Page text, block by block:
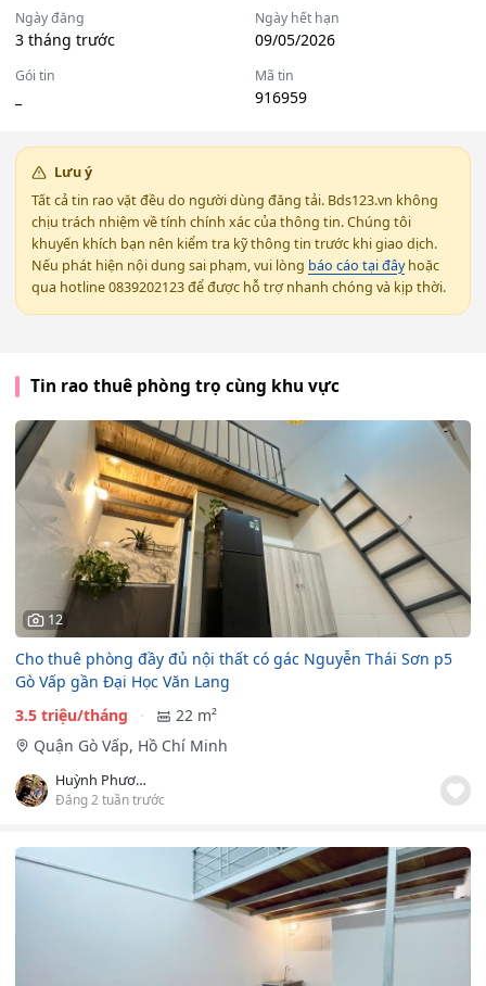
Ngày đăng
3 tháng trước
Ngày hết hạn
09/05/2026
Gói tin Mã tin
916959
Lưu ý
Tất cả tin rao vặt đều do người dùng đăng tải. Bds123.vn không
chịu trách nhiệm về tính chính xác của thông tin. Chúng tôi
khuyến khích bạn nên kiểm tra kỹ thông tin trước khi giao dịch.
Nếu phát hiện nội dung sai phạm, vui lòng báo cáo tại đâyhoặc
qua hotline 0839202123 để được hỗ trợ nhanh chóng và kịp thời.
Tin rao thuê phòng trọ cùng khu vực
12
Cho thuê phòng đầy đủ nội thất có gác Nguyễn Thái Sơn p5
Gò Vấp gần Đại Học Văn Lang
3.5 triệu/tháng
22 m²
Quận Gò Vấp, Hồ Chí Minh
Huỳnh Phương Đăng
Đăng 2 tuần trước